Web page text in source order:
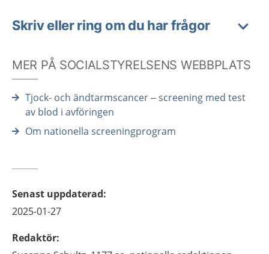
Skriv eller ring om du har frågor
MER PÅ SOCIALSTYRELSENS WEBBPLATS
Tjock- och ändtarmscancer – screening med test
av blod i avföringen
Om nationella screeningprogram
Senast uppdaterad:
2025-01-27
Redaktör: